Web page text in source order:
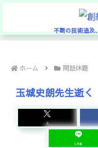
不断の技術追及
ホーム 閑話休題
玉城史朗先生逝く
X
LINE